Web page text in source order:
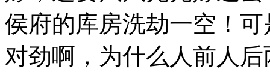
侯府的库房洗劫一空！
对劲啊，为什么人前人